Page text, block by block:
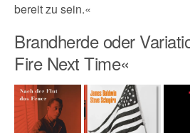
bereit zu sein.«
Brandherde oder
Fire Next Time«